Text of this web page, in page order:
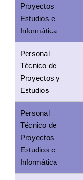
Proyectos,
Estudios e
Informática
Personal
Técnico de
Proyectos y
Estudios
Personal
Técnico de
Proyectos,
Estudios e
Informática